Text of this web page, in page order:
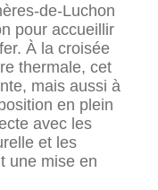
de-Luchon
pour accueillir
À la croisée
thermale, cet
mais aussi à
en plein
avec les
et les
une mise en